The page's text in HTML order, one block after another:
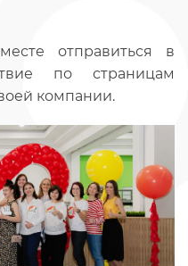
отправиться в
по страницам
компании.